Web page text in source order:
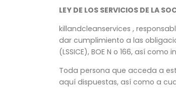
LEY DE LOS SERVICIOS DE LA
killandcleanservices ,
dar cumplimiento a las
(LSSICE), BOE N o 166, así
Toda persona que acceda a
aquí dispuestas, así como a